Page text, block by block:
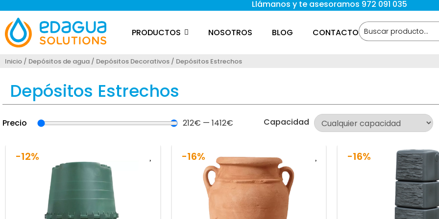
Llámanos y te asesoramos 972 091 035
PRODUCTOS NOSOTROS BLOG CONTACTO
Inicio / Depósitos de agua / Depósitos Decorativos / Depósitos Estrechos
Depósitos Estrechos
Precio 212€ —1412€ Capacidad
-12% -16% -16%